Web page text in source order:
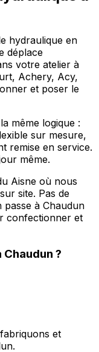
hydraulique en
déplace
votre atelier à
Achery, Acy,
et poser le
même logique :
sur mesure,
remise en service.
même.
Aisne où nous
site. Pas de
à Chaudun
confectionner et
Chaudun ?
et